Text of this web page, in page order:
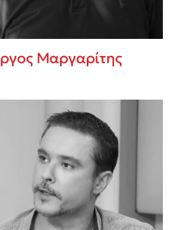
Μαργαρίτης